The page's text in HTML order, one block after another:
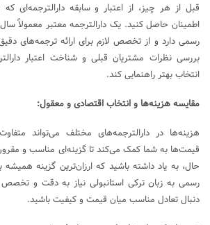
قبل از هر چیز، از اعتبار و سابقه دارالترجمه‌ای
اطمینان حاصل کنید. یک دارالترجمه معتبر معمولاً
رسمی دارد و از تخصص لازم برای ارائه ترجمه‌های
بررسی نظرات مشتریان قبلی و شناخت اعتبار
انتخاب بهتر راهنمایی کند.
مقایسه هزینه‌ها و انتخاب اقتصادی و معقول:
هزینه‌ها در دارالترجمه‌های مختلف می‌تواند
قیمت‌ها به شما کمک می‌کند تا گزینه‌ای مناسب و
حال، به یاد داشته باشید که ارزان‌ترین گزینه
رسمی به زبان ترکی استانبولی نیاز به دقت و تخصص
دنبال تعادل مناسب میان قیمت و کیفیت باشید.